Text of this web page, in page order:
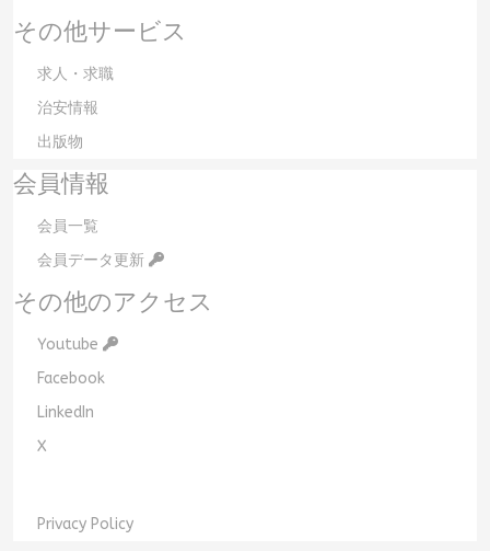
その他サービス
求人・求職
治安情報
出版物
会員情報
会員一覧
会員データ更新
その他のアクセス
Youtube
Facebook
LinkedIn
X
Privacy Policy